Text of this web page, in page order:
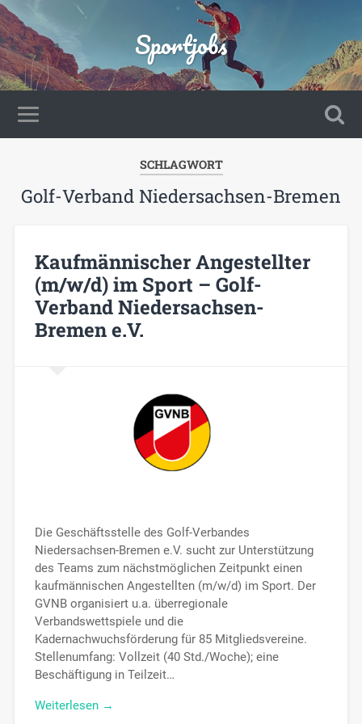
Sportjobs
SCHLAGWORT
Golf-Verband Niedersachsen-Bremen
Kaufmännischer Angestellter
(m/w/d) im Sport – Golf-
Verband Niedersachsen-
Bremen e.V.
Die Geschäftsstelle des Golf-Verbandes
Niedersachsen-Bremen e.V. sucht zur Unterstützung
des Teams zum nächstmöglichen Zeitpunkt einen
kaufmännischen Angestellten (m/w/d) im Sport. Der
GVNB organisiert u.a. überregionale
Verbandswettspiele und die
Kadernachwuchsförderung für 85 Mitgliedsvereine.
Stellenumfang: Vollzeit (40 Std./Woche); eine
Beschäftigung in Teilzeit…
Weiterlesen →